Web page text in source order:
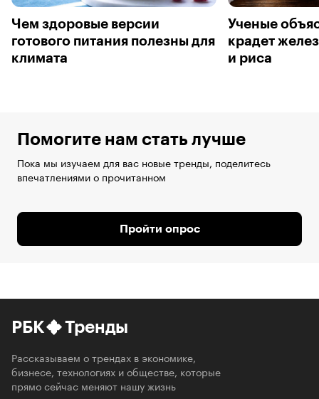
Чем здоровые версии
готового питания полезны для
климата
Ученые
крадет
и риса
Помогите нам стать лучше
Пока мы изучаем для вас новые тренды, поделитесь
впечатлениями о прочитанном
Пройти опрос
РБК Тренды
Рассказываем о трендах в экономике,
бизнесе, технологиях и обществе, которые
прямо сейчас меняют нашу жизнь